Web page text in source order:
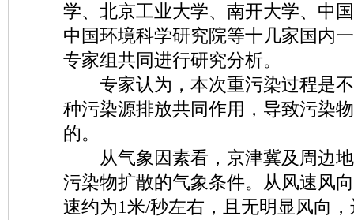
学、北京工业大学、南开大学、中
中国环境科学研究院等十几家国内
专家组共同进行研究分析。
专家认为，本次重污染过程是不
种污染源排放共同作用，导致污染
的。
从气象因素看，京津冀及周边地
污染物扩散的气象条件。从风速风
速约为1米/秒左右，且无明显风向